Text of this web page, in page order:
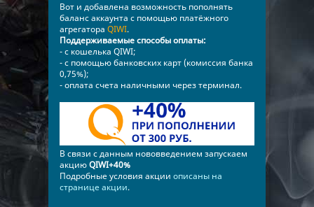
Вот и добавлена возможность пополнять
баланс аккаунта с помощью платёжного
агрегатора QIWI.
Поддерживаемые способы оплаты:
- с кошелька QIWI;
- с помощью банковских карт (комиссия банка
0,75%);
- оплата счета наличными через терминал.
В связи с данным нововведением запускаем
акциюQIWI+40%
Подробные условия акции описаны на
странице акции.